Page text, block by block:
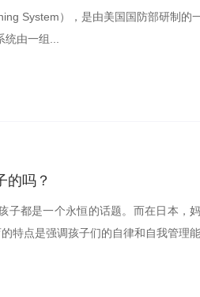
System），是由美国国防部研制的
统由一组...
的吗？
子都是一个永恒的话题。而在日本，
特点是强调孩子们的自律和自我管理能